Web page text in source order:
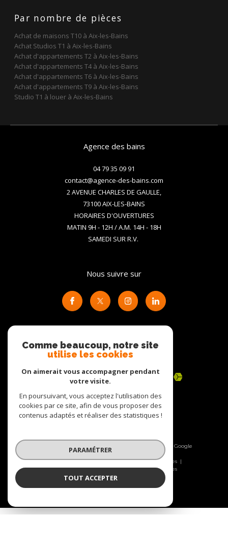
Achat de maisons T10 à Aix-les-Bains
Achat Studios T1 à Aix-les-Bains
Achat d'appartements T2 à Aix-les-Bains
Achat d'appartements T4 à Aix-les-Bains
Achat d'appartements T6 à Aix-les-Bains
Achat d'appartements T9 à Aix-les-Bains
Studio T1 à louer à Aix-les-Bains
Agence des bains
04 79 35 09 91
2 AVENUE CHARLES DE GAULLE,
73100 AIX-LES-BAINS
HORAIRES D'OUVERTURES
MATIN 9H - 12H / A.M. 14H - 18H
SAMEDI SUR R.V.
Adhérents
Nos honoraires
Plan du site
Mentions légales
Admin
Nos liens Politique RGPD Cookies
Comme beaucoup, notre site
utilise les cookies
On aimerait vous accompagner pendant
votre visite.
En poursuivant, vous acceptez l'utilisation des
cookies par ce site, afin de vous proposer des
contenus adaptés et réaliser des statistiques !
PARAMÉTRER
TOUT ACCEPTER